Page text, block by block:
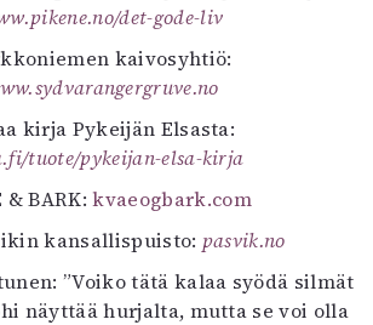
det-gode-liv
kaivosyhtiö:
kirja Pykeijän Elsasta:
tuote/pykeijan-elsa-kirja
& BARK:kvaeogbark.com
kansallispuisto: pasvik.no
”Voiko tätä kalaa syödä silmät
näyttää hurjalta, mutta se voi olla